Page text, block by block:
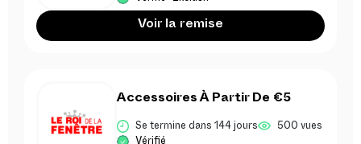
Voir la remise
Accessoires À Partir De €5
Se termine dans 144 jours 500 vues
Vérifié